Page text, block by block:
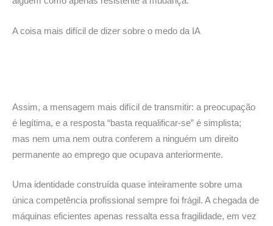
A coisa mais difícil de dizer sobre o medo da IA
Assim, a mensagem mais difícil de transmitir: a preocupação
é legítima, e a resposta “basta requalificar-se” é simplista;
mas nem uma nem outra conferem a ninguém um direito
permanente ao emprego que ocupava anteriormente.
Uma identidade construída quase inteiramente sobre uma
única competência profissional sempre foi frágil. A chegada de
máquinas eficientes apenas ressalta essa fragilidade, em vez